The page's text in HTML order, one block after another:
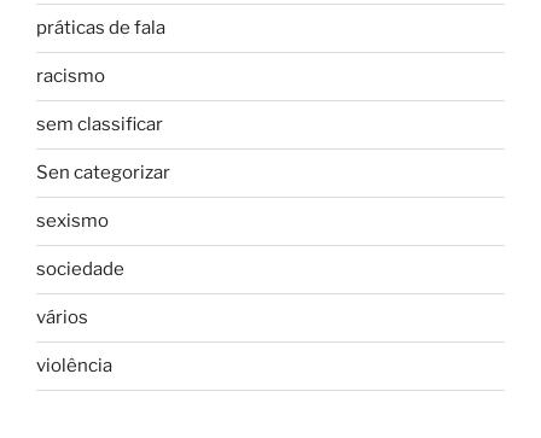
práticas de fala
racismo
sem classificar
Sen categorizar
sexismo
sociedade
vários
violência